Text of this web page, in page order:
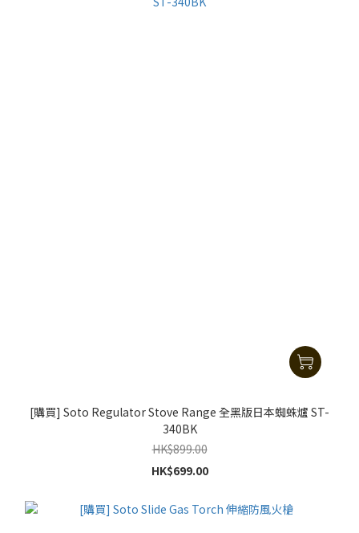
[購買] Soto Regulator Stove Range 全黑版日本蜘蛛爐 ST-
340BK
HK$899.00
HK$699.00